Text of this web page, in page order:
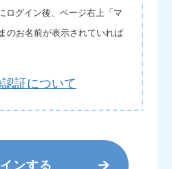
ログイン後、ページ右上「マ
のお名前が表示されていれば
認証について
ンする